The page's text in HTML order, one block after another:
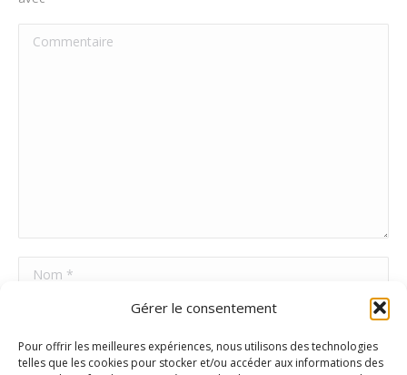
Gérer le consentement
Pour offrir les meilleures expériences, nous utilisons des technologies
telles que les cookies pour stocker et/ou accéder aux informations des
Commentaire
Nom *
Site Web